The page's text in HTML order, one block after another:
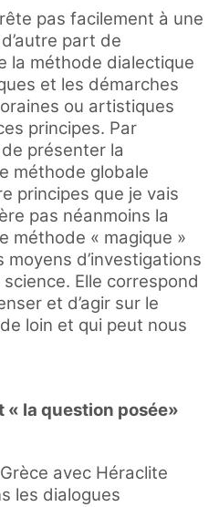
pas facilement à une
part de
la méthode dialectique
et les démarches
ou artistiques
principes. Par
présenter la
méthode globale
principes que je vais
pas néanmoins la
méthode « magique »
d’investigations
Elle correspond
et d’agir sur le
loin et qui peut nous
la question posée»
avec Héraclite
les dialogues